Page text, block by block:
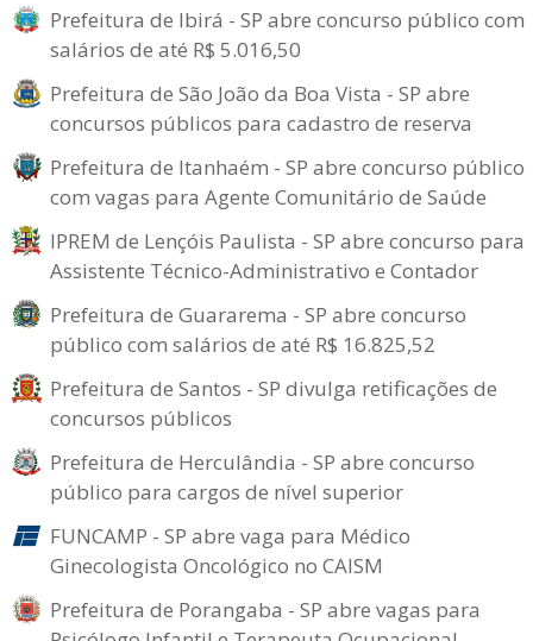
Prefeitura de Ibirá - SP abre concurso público com
salários de até R$ 5.016,50
Prefeitura de São João da Boa Vista - SP abre
concursos públicos para cadastro de reserva
Prefeitura de Itanhaém - SP abre concurso público
com vagas para Agente Comunitário de Saúde
IPREM de Lençóis Paulista - SP abre concurso para
Assistente Técnico-Administrativo e Contador
Prefeitura de Guararema - SP abre concurso
público com salários de até R$ 16.825,52
Prefeitura de Santos - SP divulga retificações de
concursos públicos
Prefeitura de Herculândia - SP abre concurso
público para cargos de nível superior
FUNCAMP - SP abre vaga para Médico
Ginecologista Oncológico no CAISM
Prefeitura de Porangaba - SP abre vagas para